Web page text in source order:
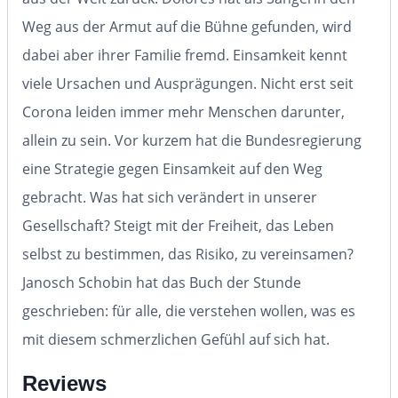
Weg aus der Armut auf die Bühne gefunden, wird
dabei aber ihrer Familie fremd. Einsamkeit kennt
viele Ursachen und Ausprägungen. Nicht erst seit
Corona leiden immer mehr Menschen darunter,
allein zu sein. Vor kurzem hat die Bundesregierung
eine Strategie gegen Einsamkeit auf den Weg
gebracht. Was hat sich verändert in unserer
Gesellschaft? Steigt mit der Freiheit, das Leben
selbst zu bestimmen, das Risiko, zu vereinsamen?
Janosch Schobin hat das Buch der Stunde
geschrieben: für alle, die verstehen wollen, was es
mit diesem schmerzlichen Gefühl auf sich hat.
Reviews